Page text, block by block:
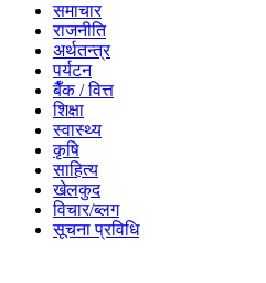
समाचार
राजनीति
अर्थतन्त्र
पर्यटन
बैँक / वित्त
शिक्षा
स्वास्थ्य
कृषि
साहित्य
खेलकुद
विचार/ब्लग
सूचना प्रविधि